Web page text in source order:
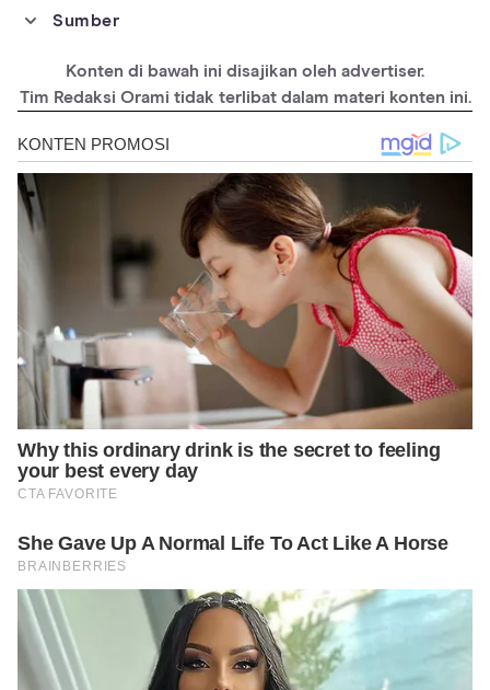
Sumber
meaning-and-interpretation/
https://alodreams.com/dreams-about-
necklaces.html#Dreams_of_Broken_Necklace
https://www.dreamchrist.com/necklace-dream-
interpretation/#Dream_of_a_broken_necklace
https://mydreamsymbolism.com/dreams-about-necklace-
meaning-and-interpretation/
https://www.dream-of.com/meanings/broken-necklace/
https://insidemydream.com/broken-necklace-dream-meaning/
Konten di bawah ini disajikan oleh advertiser.
Tim Redaksi Orami tidak terlibat dalam materi konten ini.